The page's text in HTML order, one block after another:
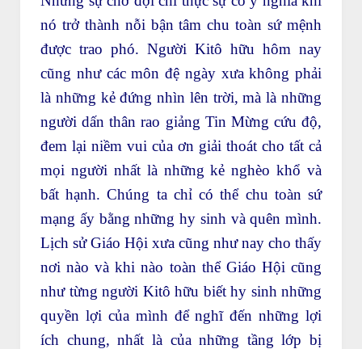
nó trở thành nỗi bận tâm chu toàn sứ mệnh
được trao phó. Người Kitô hữu hôm nay
cũng như các môn đệ ngày xưa không phải
là những kẻ đứng nhìn lên trời, mà là những
người dấn thân rao giảng Tin Mừng cứu độ,
đem lại niềm vui của ơn giải thoát cho tất cả
mọi người nhất là những kẻ nghèo khổ và
bất hạnh. Chúng ta chỉ có thể chu toàn sứ
mạng ấy bằng những hy sinh và quên mình.
Lịch sử Giáo Hội xưa cũng như nay cho thấy
nơi nào và khi nào toàn thể Giáo Hội cũng
như từng người Kitô hữu biết hy sinh những
quyền lợi của mình để nghĩ đến những lợi
ích chung, nhất là của những tầng lớp bị